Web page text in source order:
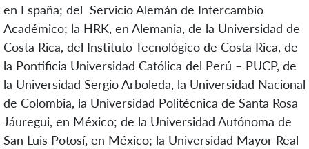
en España; del Servicio Alemán de Intercambio
Académico; la HRK, en Alemania, de la Universidad de
Costa Rica, del Instituto Tecnológico de Costa Rica, de
la Pontificia Universidad Católica del Perú – PUCP, de
la Universidad Sergio Arboleda, la Universidad Nacional
de Colombia, la Universidad Politécnica de Santa Rosa
Jáuregui, en México; de la Universidad Autónoma de
San Luis Potosí, en México; la Universidad Mayor Real